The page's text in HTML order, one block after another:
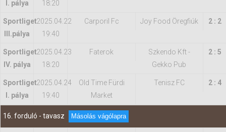
I. pálya
18:20
Sportliget
IIl.pálya
2025.04.22
19:40
Carporil Fc Joy Food Öregfiúk 2 : 2
Sportliget
IV. pálya
2025.04.23
18:20
Faterok
Szkendo Kft -
Gekko Pub
2 : 5
Sportliget
I. pálya
2025.04.24
19:40
Old Time Fürdi
Market
Tenisz FC 2 : 4
16. forduló - tavasz Másolás vágólapra